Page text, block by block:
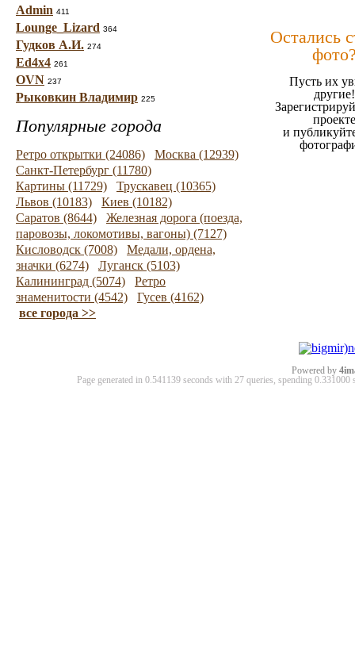
Admin 411
Lounge_Lizard 364
Гудков А.И. 274
Ed4x4 261
OVN 237
Рыковкин Владимир 225
Популярные города
Ретро открытки (24086)
Москва (12939)
Санкт-Петербург (11780)
Картины (11729)
Трускавец (10365)
Львов (10183)
Киев (10182)
Саратов (8644)
Железная дорога (поезда,
паровозы, локомотивы, вагоны) (7127)
Кисловодск (7008)
Медали, ордена,
значки (6274)
Луганск (5103)
Калининград (5074)
Ретро
знаменитости (4542)
Гусев (4162)
все города >>
Остались
Пусть их
другие!
проекте
и
Powered by
Page generated in 0.541139 seconds with 27 queries, spending